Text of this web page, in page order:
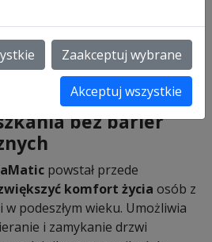
PortaMatic to
napęd do 1-
drzwi wewnętrznych
bez barier
c powstał przede
komfort życia osób z
podeszłym wieku. Umożliwia
i zamykanie drzwi
Zaakceptuj wybrane
Akceptuj wszystkie